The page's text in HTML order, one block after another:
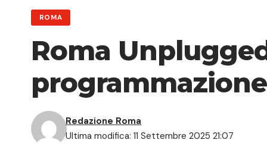
ROMA
Roma
programmazione
Ultima modifica: 11 Settembre 2025 21:07
Redazione Roma